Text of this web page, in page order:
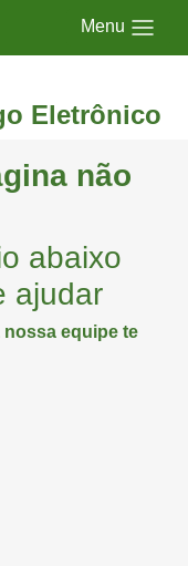
Menu
Eletrônico
não
abaixo
ajudar
nossa equipe te